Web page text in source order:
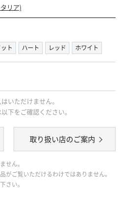
リア)
ット ハート レッド ホワイト
いただけません。
下をご確認ください。
取り扱い店のご案内
せん。
ご覧いただけるわけではありません。
さい。